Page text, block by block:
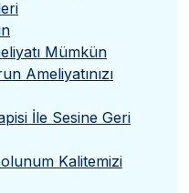
Mümkün
Ameliyatınızı
İle Sesine Geri
Kalitemizi